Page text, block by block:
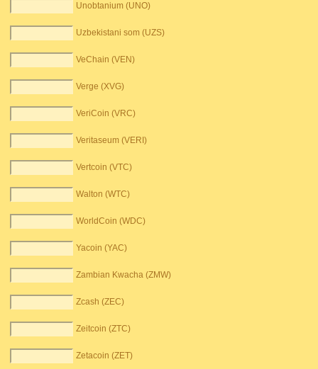
Unobtanium (UNO)
Uzbekistani som (UZS)
VeChain (VEN)
Verge (XVG)
VeriCoin (VRC)
Veritaseum (VERI)
Vertcoin (VTC)
Walton (WTC)
WorldCoin (WDC)
Yacoin (YAC)
Zambian Kwacha (ZMW)
Zcash (ZEC)
Zeitcoin (ZTC)
Zetacoin (ZET)